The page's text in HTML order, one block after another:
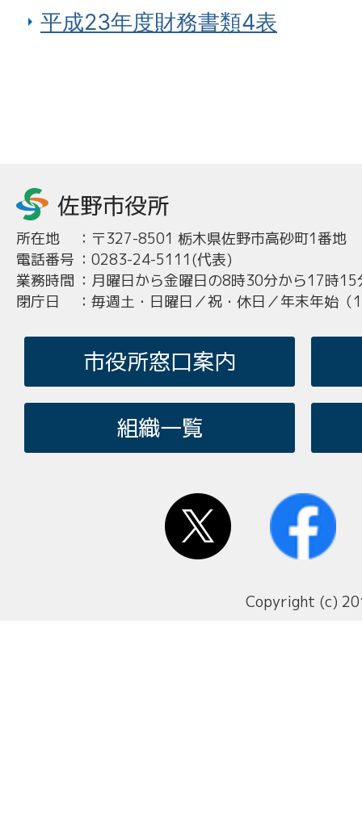
平成23年度財務書類4表
所在地 ： 〒327-8501 栃木県佐野市高砂町1番地
電話番号 ： 0283-24-5111(代表)
業務時間 ： 月曜日から金曜日の8時30分から17時15
閉庁日
： 毎週土・日曜日／祝・休日／年末年始
市役所窓口案内
組織一覧
Copyright (c)